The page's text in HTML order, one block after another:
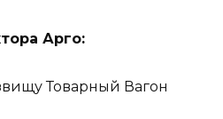
Арго:
Товарный Вагон